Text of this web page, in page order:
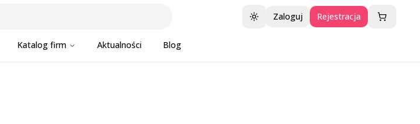
Przełącz motyw
Zaloguj Rejestracja
Katalog firm Aktualności Blog